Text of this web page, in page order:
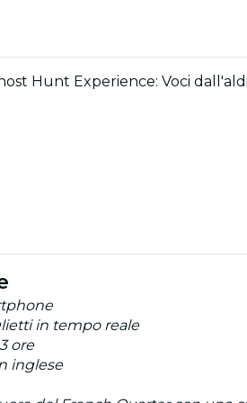
Hunt Experience: Voci
in tempo reale
ore
inglese